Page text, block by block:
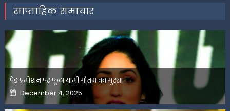
साप्ताहिक समाचार
पेड प्रमोशन पर फूटा यामी गौतम का गुस्सा
Posted
on
December 4, 2025